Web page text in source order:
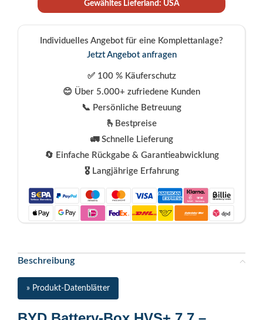
Gewähltes Lieferland: USA
Individuelles Angebot für eine Komplettanlage?
Jetzt Angebot anfragen
✅ 100 % Käuferschutz
😊 Über 5.000+ zufriedene Kunden
📞 Persönliche Betreuung
🫰Bestpreise
🚛 Schnelle Lieferung
🔄 Einfache Rückgabe & Garantieabwicklung
🎖️ Langjährige Erfahrung
Beschreibung
» Produkt-Datenblätter